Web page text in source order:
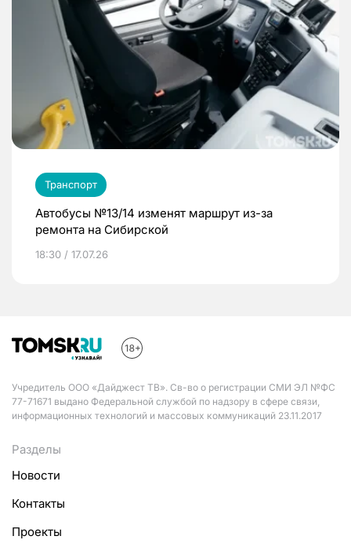
Транспорт
Автобусы №13/14 изменят маршрут из-за
ремонта на Сибирской
18:30 / 17.07.26
Учредитель ООО «Дайджест ТВ». Св-во о регистрации СМИ ЭЛ №ФС
77-71671 выдано Федеральной службой по надзору в сфере связи,
информационных технологий и массовых коммуникаций 23.11.2017
Разделы
Новости
Контакты
Проекты